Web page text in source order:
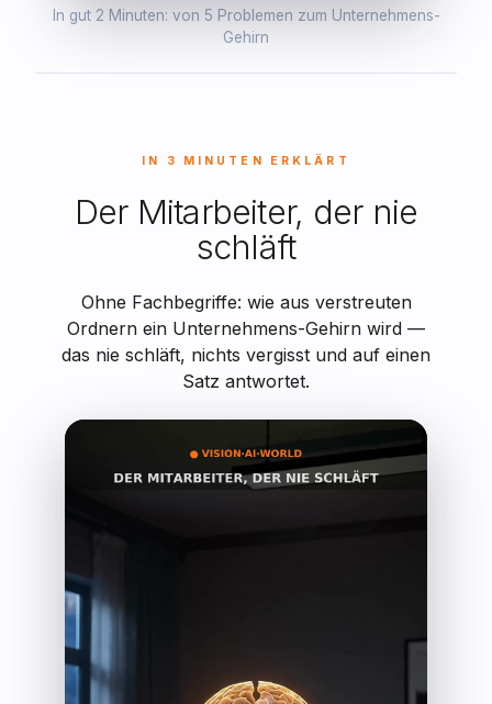
In gut 2 Minuten: von 5 Problemen zum Unternehmens-
Gehirn
IN 3 MINUTEN ERKLÄRT
Der Mitarbeiter, der nie
schläft
Ohne Fachbegriffe: wie aus verstreuten
Ordnern ein Unternehmens-Gehirn wird —
das nie schläft, nichts vergisst und auf einen
Satz antwortet.